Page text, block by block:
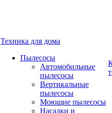
Техника для дома
Пылесосы
Автомобильные
пылесосы
Вертикальные
пылесосы
Моющие пылесосы
Насадки и